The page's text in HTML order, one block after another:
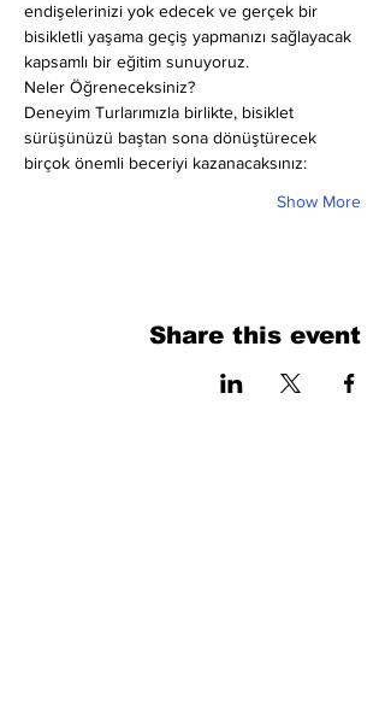
endişelerinizi yok edecek ve gerçek bir
bisikletli yaşama geçiş yapmanızı sağlayacak
kapsamlı bir eğitim sunuyoruz.
Neler Öğreneceksiniz?
Deneyim Turlarımızla birlikte, bisiklet
sürüşünüzü baştan sona dönüştürecek
birçok önemli beceriyi kazanacaksınız:
Show More
Share this event